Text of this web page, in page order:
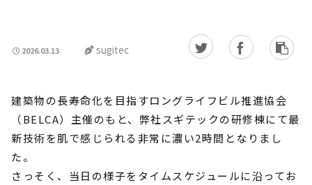
2026.03.13 sugitec
建築物の長寿命化を目指すロングライフビル推進協会
（BELCA）主催のもと、弊社スギテックの研修棟にて最
新技術を肌で感じられる非常に濃い2時間となりまし
た。
さっそく、当日の様子をタイムスケジュールに沿ってお